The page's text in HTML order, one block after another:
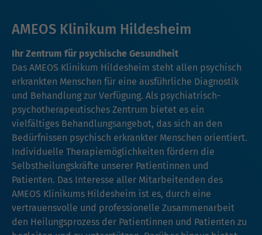
AMEOS Klinikum Hildesheim
Ihr Zentrum für psychische Gesundheit
Das AMEOS Klinikum Hildesheim steht allen psychisch
erkrankten Menschen für eine ausführliche Diagnostik
und Behandlung zur Verfügung. Als psychiatrisch-
psychotherapeutisches Zentrum bietet es ein
vielfältiges Behandlungsangebot, das sich an den
Bedürfnissen psychisch erkrankter Menschen orientiert.
Individuelle Therapiemöglichkeiten fördern die
Selbstheilungskräfte unserer Patientinnen und
Patienten. Das Interesse aller Mitarbeitenden des
AMEOS Klinikums Hildesheim ist es, durch eine
vertrauensvolle und professionelle Zusammenarbeit
den Heilungsprozess der Patientinnen und Patienten zu